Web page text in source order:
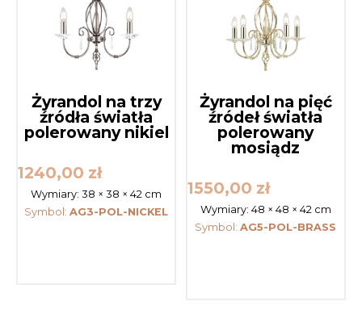
Żyrandol na trzy
źródła światła
polerowany nikiel
1240,00 zł
Wymiary:38 × 38 × 42 cm
Symbol:AG3-POL-NICKEL
Żyrandol na pięć
źródeł światła
polerowany
mosiądz
1550,00 zł
Wymiary: 48 × 48 × 42 cm
Symbol:AG5-POL-BRASS